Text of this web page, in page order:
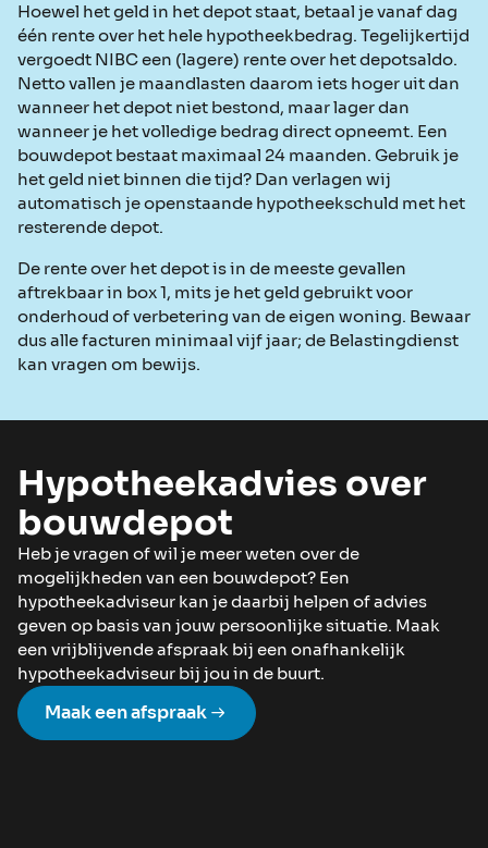
Hoewel het geld in het depot staat, betaal je vanaf dag
één rente over het hele hypotheekbedrag. Tegelijkertijd
vergoedt NIBC een (lagere) rente over het depotsaldo.
Netto vallen je maandlasten daarom iets hoger uit dan
wanneer het depot niet bestond, maar lager dan
wanneer je het volledige bedrag direct opneemt. Een
bouwdepot bestaat maximaal 24 maanden. Gebruik je
het geld niet binnen die tijd? Dan verlagen wij
automatisch je openstaande hypotheekschuld met het
resterende depot.
De rente over het depot is in de meeste gevallen
aftrekbaar in box 1, mits je het geld gebruikt voor
onderhoud of verbetering van de eigen woning. Bewaar
dus alle facturen minimaal vijf jaar; de Belastingdienst
kan vragen om bewijs.
Hypotheekadvies over
bouwdepot
Heb je vragen of wil je meer weten over de
mogelijkheden van een bouwdepot? Een
hypotheekadviseur kan je daarbij helpen of advies
geven op basis van jouw persoonlijke situatie. Maak
een vrijblijvende afspraak bij een onafhankelijk
hypotheekadviseur bij jou in de buurt.
Maak een afspraak